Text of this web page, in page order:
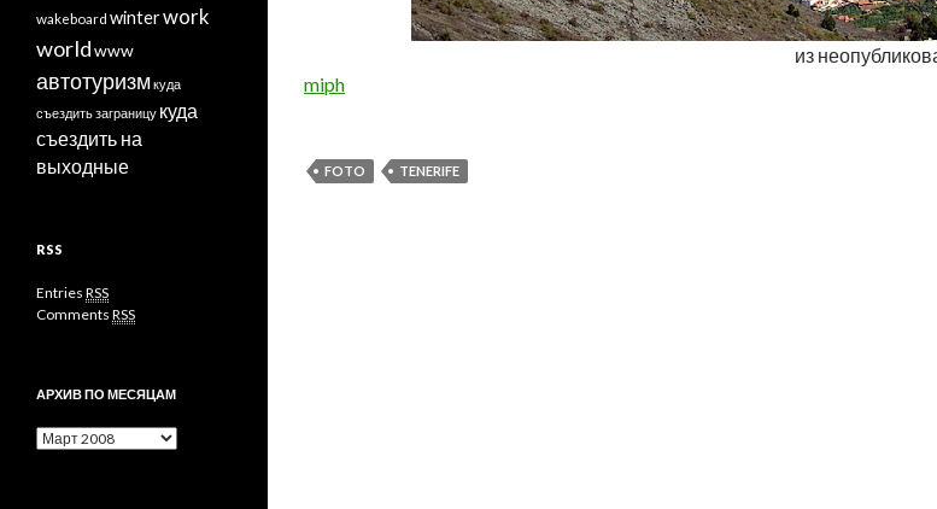
из
miph
FOTO TENERIFE
wakeboard winterwork
worldwww
автотуризмкуда
съездить заграницу куда
съездить на
выходные
RSS
Entries RSS
Comments RSS
АРХИВ ПО МЕСЯЦАМ
Архив